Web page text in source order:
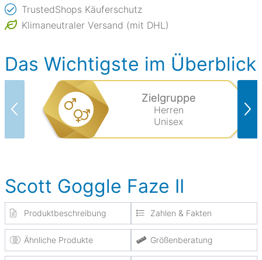
TrustedShops Käuferschutz
Klimaneutraler Versand (mit DHL)
Das Wichtigste im Überblick
Zielgruppe
Herren
Unisex
Scott Goggle Faze II
Produktbeschreibung Zahlen & Fakten
Ähnliche Produkte Größenberatung